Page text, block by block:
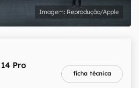
Reprodução/Apple
Pro
ficha técnica